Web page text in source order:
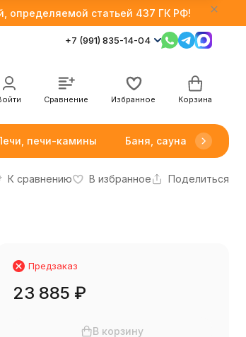
определяемой статьей 437 ГК РФ!
+7 (991) 835-14-04
Сравнение Избранное Корзина
печи-камины Баня, сауна
К сравнению В избранное Поделиться
Предзаказ
23 885 ₽
В корзину